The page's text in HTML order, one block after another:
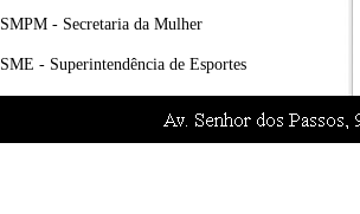
SMPM - Secretaria da Mulher
SME - Superintendência de Esportes